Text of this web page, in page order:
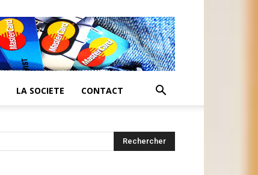
LA SOCIETE CONTACT